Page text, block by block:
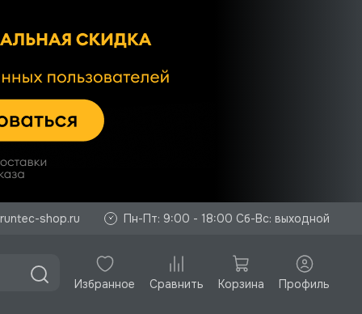
shop.ru Пн-Пт: 9:00 - 18:00 Сб-Вс: выходной
Избранное Сравнить Корзина Профиль